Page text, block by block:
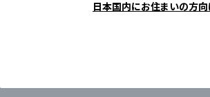
日本国内にお住まいの方向